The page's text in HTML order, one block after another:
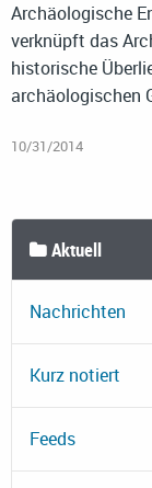
Archäologische
verknüpft das
historische
archäologischen
10/31/2014
Aktuell
Nachrichten
Kurz notiert
Feeds